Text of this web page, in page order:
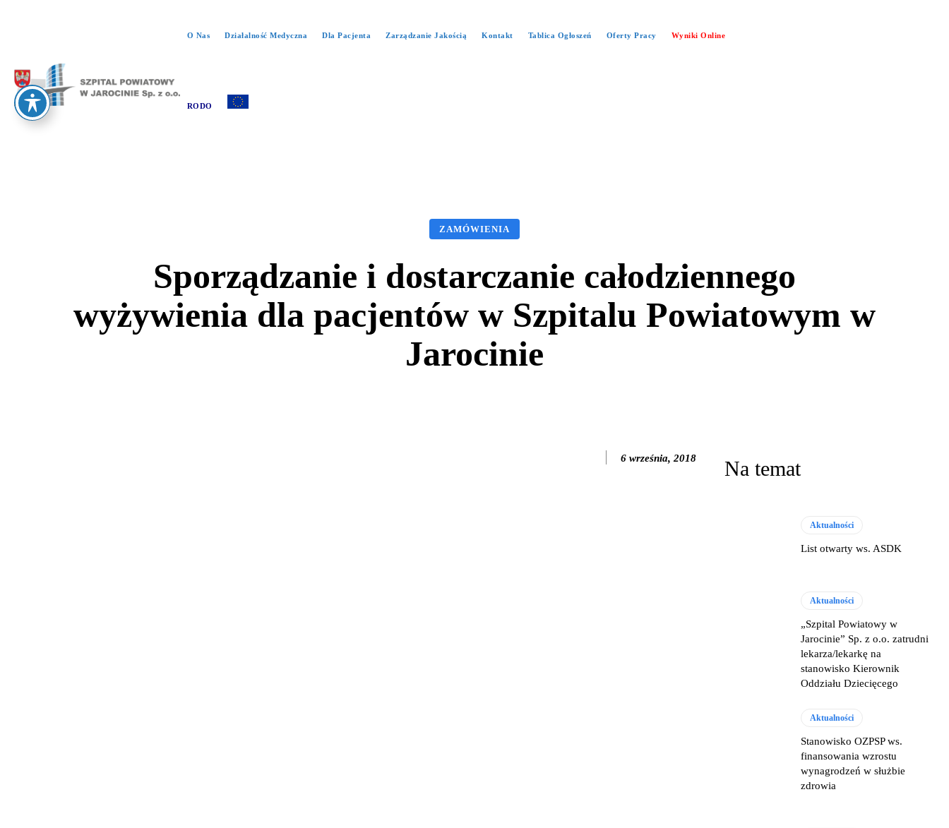
O Nas Działalność Medyczna Dla Pacjenta Zarządzanie Jakością Kontakt Tablica Ogłoszeń Oferty Pracy Wyniki Online
RODO
ZAMÓWIENIA
Sporządzanie i dostarczanie całodziennego
wyżywienia dla pacjentów w Szpitalu Powiatowym w
Jarocinie
6 września, 2018 Na temat
Aktualności
List otwarty ws. ASDK
Aktualności
„Szpital Powiatowy w
Jarocinie” Sp. z o.o. zatrudni
lekarza/lekarkę na
stanowisko Kierownik
Oddziału Dziecięcego
Aktualności
Stanowisko OZPSP ws.
finansowania wzrostu
wynagrodzeń w służbie
zdrowia